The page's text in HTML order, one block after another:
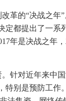
革的“决战之年
都提出了一
年是决战之
针对近年来中
别是预防工